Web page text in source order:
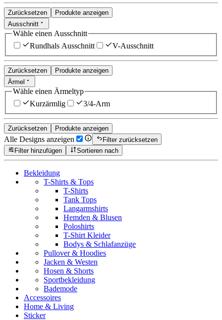
Zurücksetzen
Produkte anzeigen
Ausschnitt
Wähle einen Ausschnitt
Rundhals Ausschnitt
V-Ausschnitt
Zurücksetzen
Produkte anzeigen
Ärmel
Wähle einen Ärmeltyp
Kurzärmlig
3/4-Arm
Zurücksetzen Produkte anzeigen
Alle Designs anzeigen
Filter zurücksetzen
Filter hinzufügen
Sortieren nach
Bekleidung
T-Shirts & Tops
T-Shirts
Tank Tops
Langarmshirts
Hemden & Blusen
Poloshirts
T-Shirt Kleider
Bodys & Schlafanzüge
Pullover & Hoodies
Jacken & Westen
Hosen & Shorts
Sportbekleidung
Bademode
Accessoires
Home & Living
Sticker